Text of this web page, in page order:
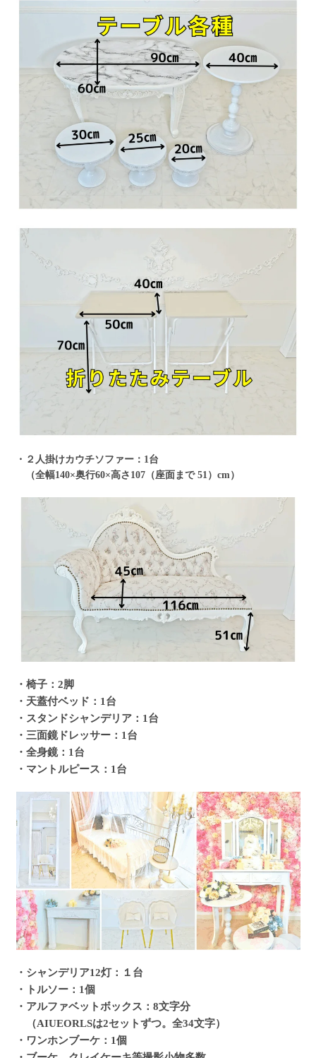
・２人掛けカウチソファー：1台
（全幅140×奥行60×高さ107（座面まで 51）cm）
・椅子：2脚
・天蓋付ベッド：1台
・スタンドシャンデリア：1台
・三面鏡ドレッサー：1台
・全身鏡：1台
・マントルピース：1台
・シャンデリア12灯：１台
・トルソー：1個
・アルファベットボックス：8文字分
（AIUEORLSは2セットずつ。全34文字）
・ワンホンブーケ：1個